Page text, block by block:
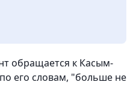
обращается к Касым-
его словам, "больше не